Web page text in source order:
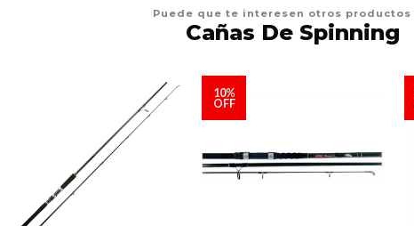
Puede que te interesen otros productos
Cañas De Spinning
10%
OFF